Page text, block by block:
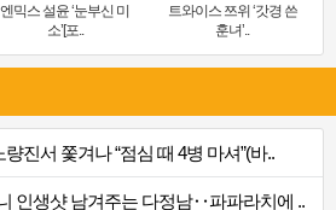
엔믹스 설윤 ‘눈부신 미
소’[포..
트와이스 쯔위 ‘갓경 쓴
훈녀’..
진서 쫓겨나 “점심 때 4병 마셔”(바..
인생샷 남겨주는 다정남‥파파라치에 ..